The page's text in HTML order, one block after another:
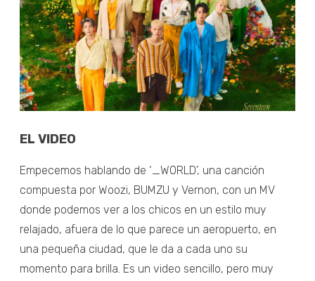
EL VIDEO
Empecemos hablando de ‘_WORLD’, una canción
compuesta por Woozi, BUMZU y Vernon, con un MV
donde podemos ver a los chicos en un estilo muy
relajado, afuera de lo que parece un aeropuerto, en
una pequeña ciudad, que le da a cada uno su
momento para brilla. Es un video sencillo, pero muy